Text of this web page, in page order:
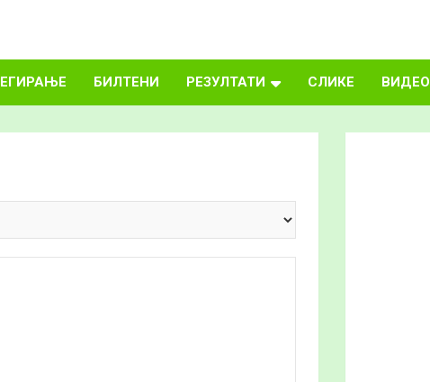
БИЛТЕНИ РЕЗУЛТАТИ СЛИКЕ ВИДЕО